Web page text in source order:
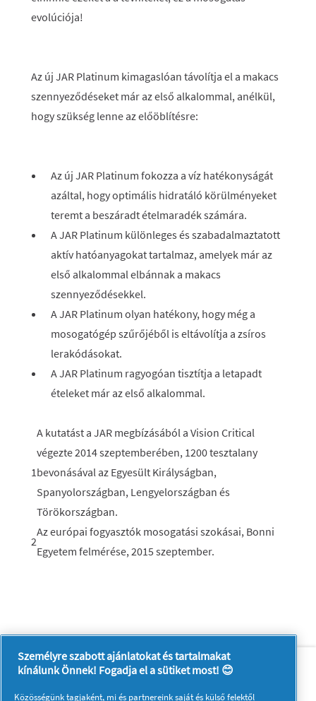
evolúciója!
Az új JAR Platinum kimagaslóan távolítja el a makacs
szennyeződéseket már az első alkalommal, anélkül,
hogy szükség lenne az előöblítésre:
Az új JAR Platinum fokozza a víz hatékonyságát
azáltal, hogy optimális hidratáló körülményeket
teremt a beszáradt ételmaradék számára.
A JAR Platinum különleges és szabadalmaztatott
aktív hatóanyagokat tartalmaz, amelyek már az
első alkalommal elbánnak a makacs
szennyeződésekkel.
A JAR Platinum olyan hatékony, hogy még a
mosogatógép szűrőjéből is eltávolítja a zsíros
lerakódásokat.
A JAR Platinum ragyogóan tisztítja a letapadt
ételeket már az első alkalommal.
1
A kutatást a JAR megbízásából a Vision Critical
végezte 2014 szeptemberében, 1200 tesztalany
bevonásával az Egyesült Királyságban,
Spanyolországban, Lengyelországban és
Törökországban.
2
Az európai fogyasztók mosogatási szokásai, Bonni
Egyetem felmérése, 2015 szeptember.
Rólunk
Kapcsolatfelvétel
A pg.com felkeresése
Személyre szabott ajánlatokat és tartalmakat
kínálunk Önnek! Fogadja el a sütiket most! 😊
Közösségünk tagjaként, mi és partnereinksaját és külső felektől